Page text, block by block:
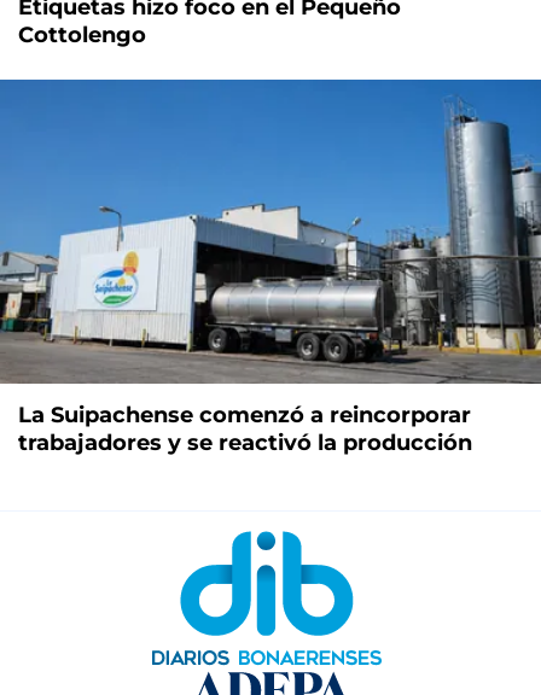
Etiquetas hizo foco en el Pequeño
Cottolengo
La Suipachense comenzó a reincorporar
trabajadores y se reactivó la producción